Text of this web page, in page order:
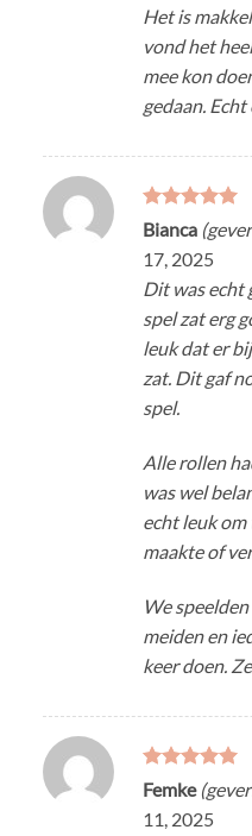
Het is
vond het
mee kon
gedaan.
Gewaardeerd
5uit 5
Bianca
17, 2025
Dit was echt
spel zat erg
leuk dat er
zat. Dit gaf
spel.
Alle rollen
was wel
echt leuk om
maakte of
We
meiden en
keer doen.
Gewaardeerd
5 uit 5
Femke
11, 2025